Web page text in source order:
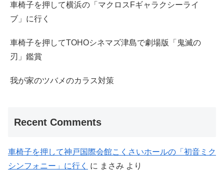
車椅子を押して横浜の「マクロスFギャラクシーライ
ブ」に行く
車椅子を押してTOHOシネマズ津島で劇場版「鬼滅の
刃」鑑賞
我が家のツバメのカラス対策
Recent Comments
車椅子を押して神戸国際会館こくさいホールの「初音ミク
シンフォニー」に行く
に まさみ より